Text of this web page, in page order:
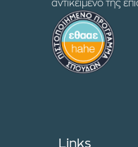
αντικείμενο της
Links